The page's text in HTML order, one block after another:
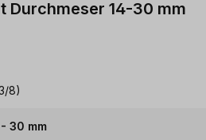
Durchmeser 14-30 mm
8)
30 mm